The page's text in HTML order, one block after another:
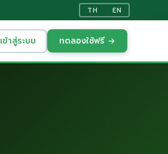
TH EN
เข้าสู่ระบบ ทดลองใช้ฟรี →